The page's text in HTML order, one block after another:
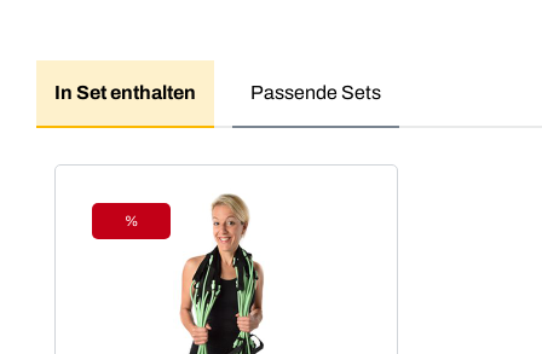
In Set enthalten Passende Sets
Rabatt
%